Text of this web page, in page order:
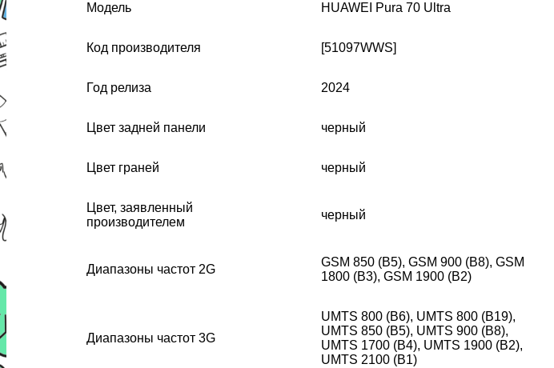
Модель HUAWEI Pura 70 Ultra
Код производителя [51097WWS]
Год релиза 2024
Цвет задней панели черный
Цвет граней черный
Цвет, заявленный
производителем
черный
Диапазоны частот 2G
GSM 850 (B5), GSM 900 (B8), GSM
1800 (B3), GSM 1900 (B2)
Диапазоны частот 3G
UMTS 800 (B6), UMTS 800 (B19),
UMTS 850 (B5), UMTS 900 (B8),
UMTS 1700 (B4), UMTS 1900 (B2),
UMTS 2100 (B1)